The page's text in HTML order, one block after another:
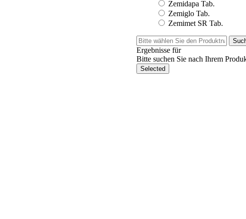
Zemidapa Tab.
Zemiglo Tab.
Zemimet SR Tab.
Ergebnisse für
Bitte suchen Sie nach Ihrem
Selected